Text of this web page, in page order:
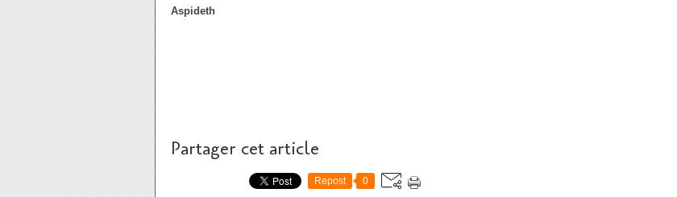
Aspideth
Partager cet article
Repost 0